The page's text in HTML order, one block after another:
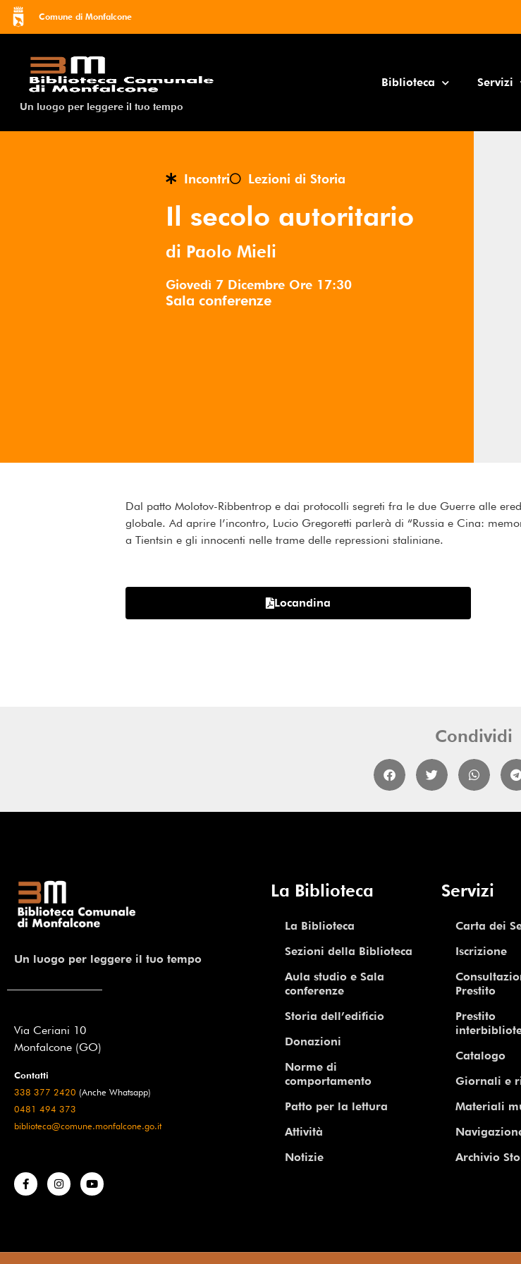
Comune di Monfalcone
Un luogo per leggere il tuo tempo
Biblioteca Servizi
Incontri Lezioni di Storia
Il secolo autoritario
di Paolo Mieli
Giovedì 7 Dicembre Ore 17:30
Sala conferenze
Dal patto Molotov-Ribbentrop e dai protocolli segreti fra le due Guerre alle
globale. Ad aprire l’incontro, Lucio Gregoretti parlerà di “Russia e Cina:
a Tientsin e gli innocenti nelle trame delle repressioni staliniane.
Locandina
Condividi
Un luogo per leggere il tuo tempo
Via Ceriani 10
Monfalcone (GO)
Contatti
338 377 2420 (Anche Whatsapp)
0481 494 373
biblioteca@comune.monfalcone.go.it
La Biblioteca
La Biblioteca
Sezioni della Biblioteca
Aula studio e Sala
conferenze
Storia dell’edificio
Donazioni
Norme di
comportamento
Patto per la lettura
Attività
Notizie
Servizi
Carta dei
Iscrizione
Prestito
Prestito
Catalogo
Giornali e
Materiali
Archivio